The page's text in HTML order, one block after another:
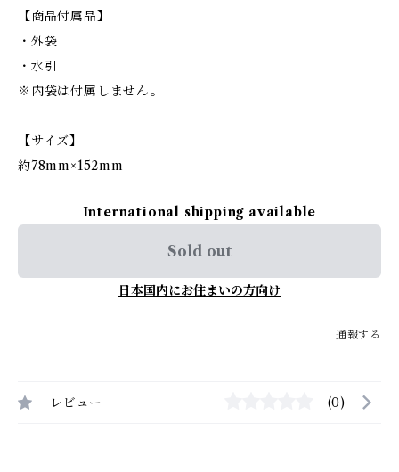
【商品付属品】
・外袋
・水引
※内袋は付属しません。
【サイズ】
約78mm×152mm
International shipping available
Sold out
日本国内にお住まいの方向け
通報する
レビュー (0)